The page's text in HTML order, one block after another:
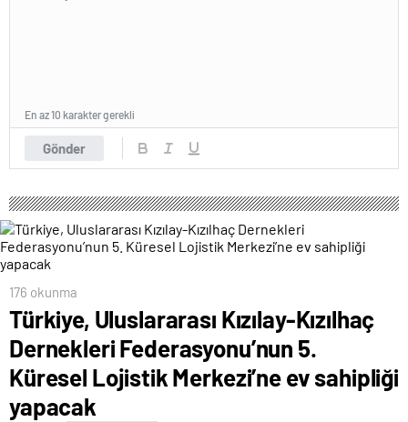
Gönder
En az 10 karakter gerekli
176 okunma
Türkiye, Uluslararası Kızılay-Kızılhaç
Dernekleri Federasyonu’nun 5.
Küresel Lojistik Merkezi’ne ev sahipliği
yapacak